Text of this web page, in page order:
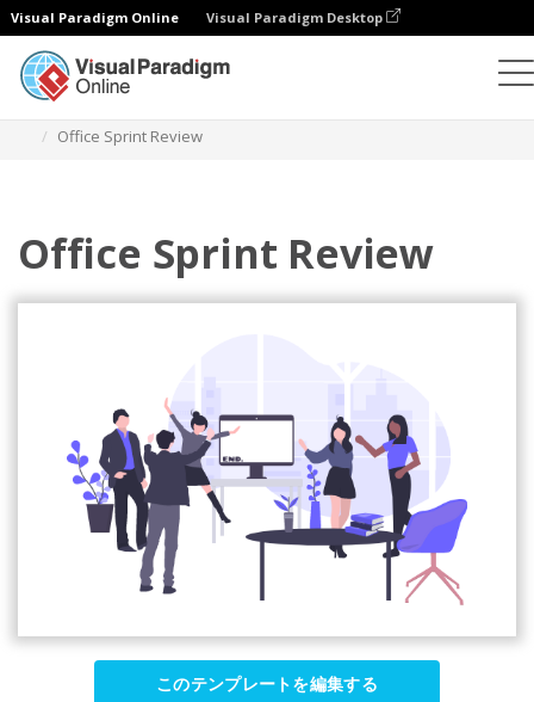
Visual Paradigm Online Visual Paradigm Desktop
Office Sprint Review
Office Sprint Review
このテンプレートを編集する